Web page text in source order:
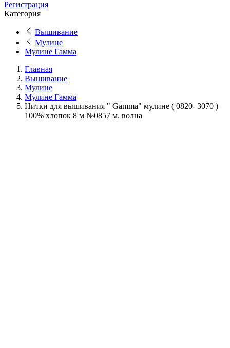
Регистрация
Категория
Вышивание
Мулине
Мулине Гамма
Главная
Вышивание
Мулине
Мулине Гамма
Нитки для вышивания " Gamma" мулине ( 0820- 3070 )
100% хлопок 8 м №0857 м. волна